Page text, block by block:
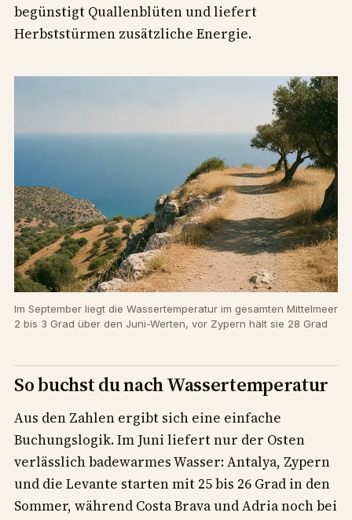
begünstigt Quallenblüten und liefert
Herbststürmen zusätzliche Energie.
Im September liegt die Wassertemperatur im gesamten Mittelmeer
2 bis 3 Grad über den Juni-Werten, vor Zypern hält sie 28 Grad
So buchst du nach Wassertemperatur
Aus den Zahlen ergibt sich eine einfache
Buchungslogik. Im Juni liefert nur der Osten
verlässlich badewarmes Wasser: Antalya, Zypern
und die Levante starten mit 25 bis 26 Grad in den
Sommer, während Costa Brava und Adria noch bei